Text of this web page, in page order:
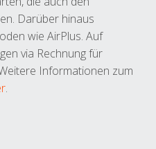
Darüber hinaus
wie AirPlus. Auf
via Rechnung für
Informationen zum
.